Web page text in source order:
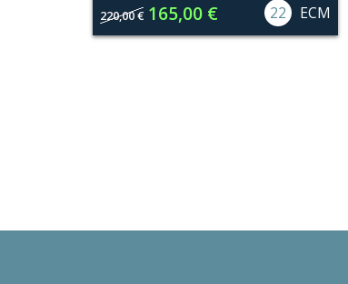
220,00 € 165,00 € 22 ECM